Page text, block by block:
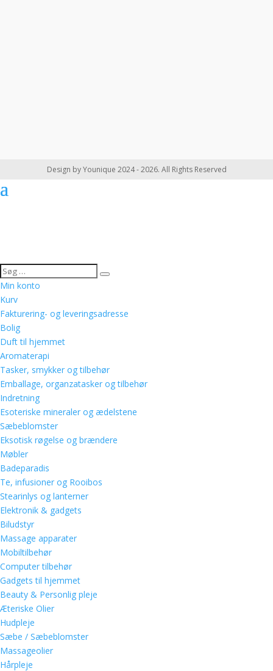
Design by Younique 2024 - 2026. All Rights Reserved
Min konto
Kurv
Fakturering- og leveringsadresse
Bolig
Duft til hjemmet
Aromaterapi
Tasker, smykker og tilbehør
Emballage, organzatasker og tilbehør
Indretning
Esoteriske mineraler og ædelstene
Sæbeblomster
Eksotisk røgelse og brændere
Møbler
Badeparadis
Te, infusioner og Rooibos
Stearinlys og lanterner
Elektronik & gadgets
Biludstyr
Massage apparater
Mobiltilbehør
Computer tilbehør
Gadgets til hjemmet
Beauty & Personlig pleje
Æteriske Olier
Hudpleje
Sæbe / Sæbeblomster
Massageolier
Hårpleje